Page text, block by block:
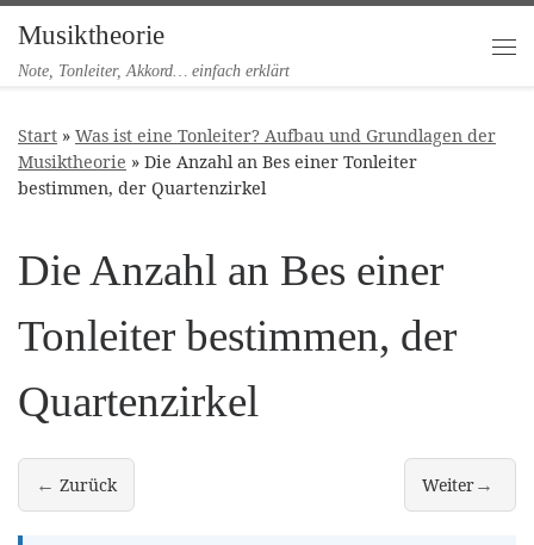
Zum Inhalt springen
Musiktheorie
Note, Tonleiter, Akkord… einfach erklärt
Start » Was ist eine Tonleiter? Aufbau und Grundlagen der
Musiktheorie » Die Anzahl an Bes einer Tonleiter
bestimmen, der Quartenzirkel
Die Anzahl an Bes einer
Tonleiter bestimmen, der
Quartenzirkel
← Zurück
Den Quintenzirkel verstehen & Anzahl an Vorzeichen bestimmen
Weiter
Alle Dur-
→